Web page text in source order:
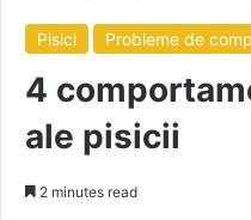
Pisici Probleme de
4
ale pisicii
2 minutes read